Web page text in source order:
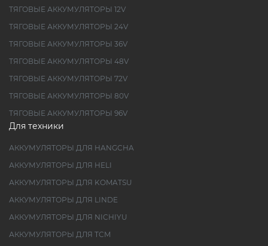
ТЯГОВЫЕ АККУМУЛЯТОРЫ 12V
ТЯГОВЫЕ АККУМУЛЯТОРЫ 24V
ТЯГОВЫЕ АККУМУЛЯТОРЫ 36V
ТЯГОВЫЕ АККУМУЛЯТОРЫ 48V
ТЯГОВЫЕ АККУМУЛЯТОРЫ 72V
ТЯГОВЫЕ АККУМУЛЯТОРЫ 80V
ТЯГОВЫЕ АККУМУЛЯТОРЫ 96V
Для техники
АККУМУЛЯТОРЫ ДЛЯ HANGCHA
АККУМУЛЯТОРЫ ДЛЯ HELI
АККУМУЛЯТОРЫ ДЛЯ KOMATSU
АККУМУЛЯТОРЫ ДЛЯ LINDE
АККУМУЛЯТОРЫ ДЛЯ NICHIYU
АККУМУЛЯТОРЫ ДЛЯ TCM